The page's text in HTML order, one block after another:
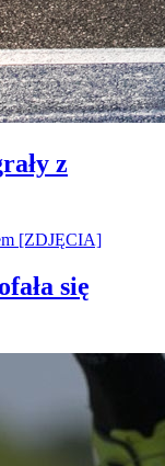
z
się